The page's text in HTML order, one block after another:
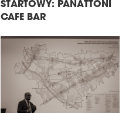
STARTOWY: PANATTONI
CAFE BAR